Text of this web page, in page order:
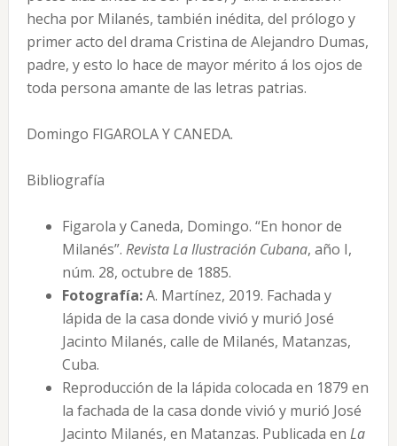
hecha por Milanés, también inédita, del prólogo y
primer acto del drama Cristina de Alejandro Dumas,
padre, y esto lo hace de mayor mérito á los ojos de
toda persona amante de las letras patrias.
Domingo FIGAROLA Y CANEDA.
Bibliografía
Figarola y Caneda, Domingo. “En honor de
Milanés”. Revista La Ilustración Cubana, año I,
núm. 28, octubre de 1885.
Fotografía:A. Martínez, 2019. Fachada y
lápida de la casa donde vivió y murió José
Jacinto Milanés, calle de Milanés, Matanzas,
Cuba.
Reproducción de la lápida colocada en 1879 en
la fachada de la casa donde vivió y murió José
Jacinto Milanés, en Matanzas. Publicada en La